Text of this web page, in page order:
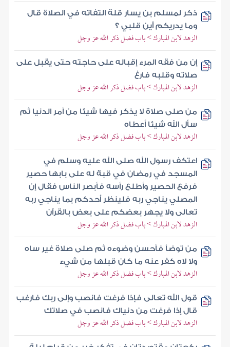
ذكر لمسلم بن يسار قلة التفاته في الصلاة قال
وما يدريكم أين قلبي ؟
الزهد لابن المبارك > باب فضل ذكر الله عز وجل
إن من فقه المرء إقباله على حاجته حتى يقبل على
صلاته وقلبه فارغ
الزهد لابن المبارك > باب فضل ذكر الله عز وجل
من صلى صلاة لا يذكر فيها شيئا من أمر الدنيا ثم
سأل الله شيئا أعطاه
الزهد لابن المبارك > باب فضل ذكر الله عز وجل
اعتكف رسول الله صلى الله عليه وسلم في
المسجد في رمضان في قبة له على بابها حصير
فرفع الحصير وأطلع رأسه فأبصر الناس فقال إن
المصلي يناجي ربه فلينظر أحدكم بما يناجي ربه
تعالى ولا يجهر بعضكم على بعض بالقرآن
الزهد لابن المبارك > باب فضل ذكر الله عز وجل
من توضأ فأحسن وضوءه ثم صلى صلاة غير ساه
ولا لاه كفر عنه ما كان قبلها من شيء
الزهد لابن المبارك > باب فضل ذكر الله عز وجل
قول الله تعالى فإذا فرغت فانصب وإلى ربك فارغب
قال إذا فرغت من دنياك فانصب في صلاتك
الزهد لابن المبارك > باب فضل ذكر الله عز وجل